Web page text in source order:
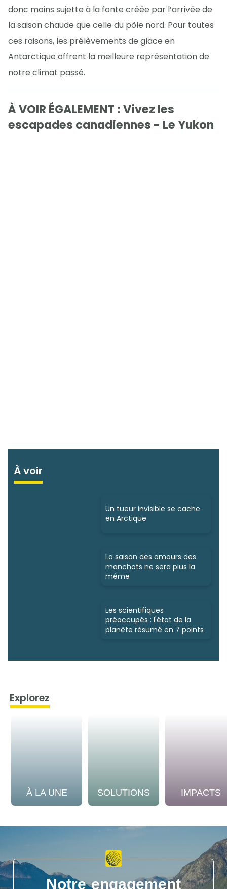
donc moins sujette à la fonte créée par l’arrivée de
la saison chaude que celle du pôle nord. Pour toutes
ces raisons, les prélèvements de glace en
Antarctique offrent la meilleure représentation de
notre climat passé.
À VOIR ÉGALEMENT : Vivez les
escapades canadiennes - Le Yukon
À voir
Un tueur invisible se cache
en Arctique
La saison des amours des
manchots ne sera plus la
même
Les scientifiques
préoccupés : l'état de la
planète résumé en 7 points
Explorez
À LA UNE SOLUTIONS IMPACTS
Notre engagement